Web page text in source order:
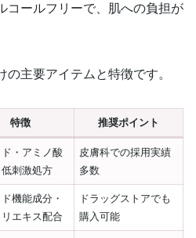
コールフリーで、肌への負担が
主要アイテムと特徴です。
特徴 推奨ポイント
・アミノ酸
刺激処方
皮膚科での採用実績
多数
機能成分・
エキス配合
ドラッグストアでも
購入可能